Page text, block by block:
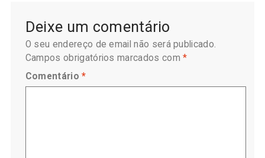
Deixe um comentário
O seu endereço de email não será publicado.
Campos obrigatórios marcados com*
Comentário*